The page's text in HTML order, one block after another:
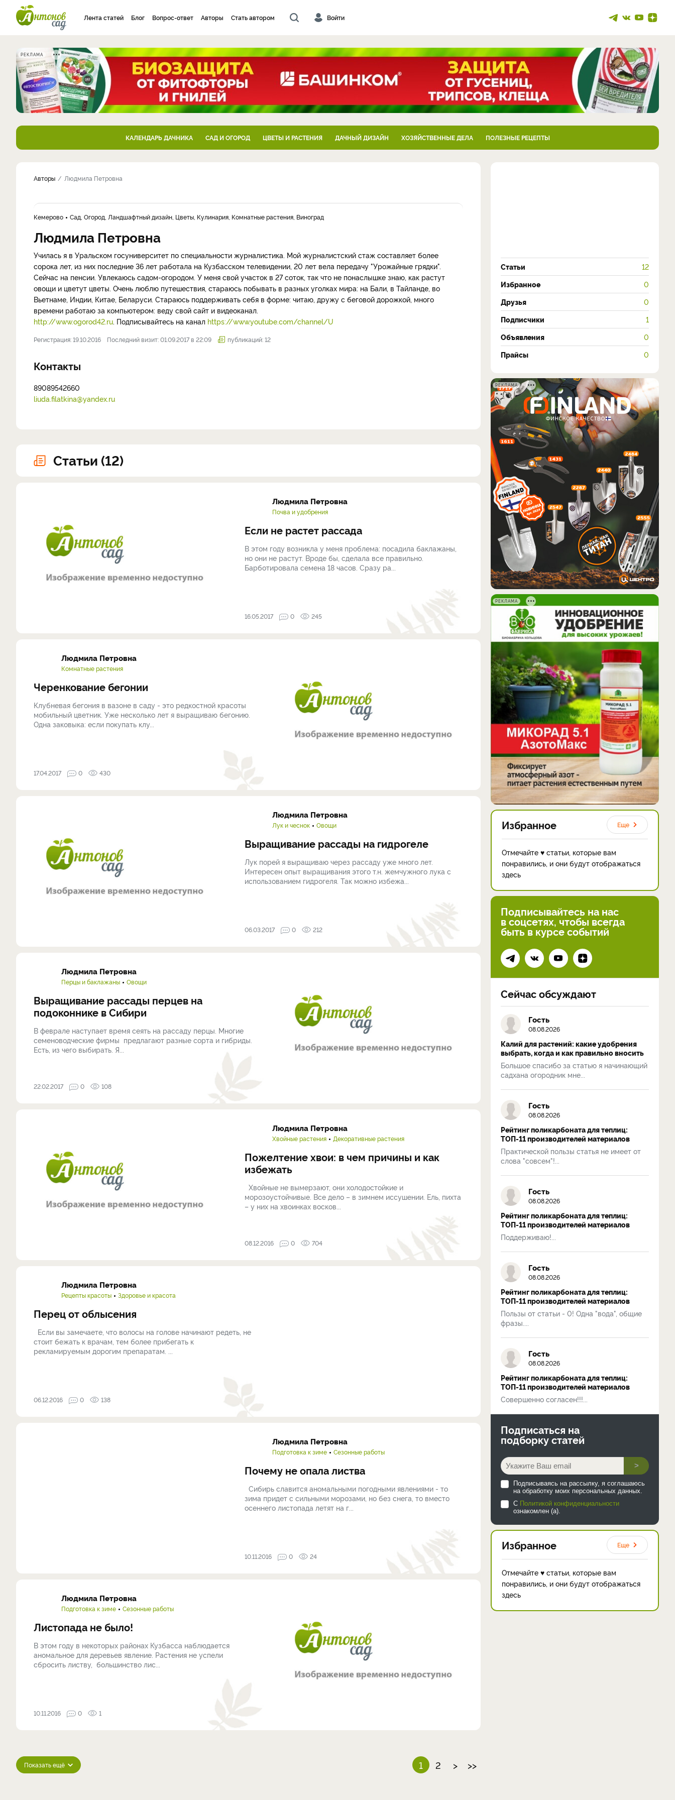
Лента статей Блог Вопрос-ответ Авторы Стать автором Войти
РЕКЛАМА
КАЛЕНДАРЬ ДАЧНИКА САД И ОГОРОД ЦВЕТЫ И РАСТЕНИЯ ДАЧНЫЙ ДИЗАЙН ХОЗЯЙСТВЕННЫЕ ДЕЛА ПОЛЕЗНЫЕ РЕЦЕПТЫ
Авторы Людмила Петровна
Кемерово Сад, Огород, Ландшафтный дизайн, Цветы, Кулинария, Комнатные растения, Виноград
Людмила Петровна
Училась я в Уральском госуниверситет по специальности журналистика. Мой журналистский стаж составляет более
сорока лет, из них последние 36 лет работала на Кузбасском телевидении, 20 лет вела передачу "Урожайные грядки".
Сейчас на пенсии. Увлекаюсь садом-огородом. У меня свой участок в 27 соток, так что не понаслышке знаю, как растут
овощи и цветут цветы. Очень люблю путешествия, стараюсь побывать в разных уголках мира: на Бали, в Тайланде, во
Вьетнаме, Индии, Китае, Беларуси. Стараюсь поддерживать себя в форме: читаю, дружу с беговой дорожкой, много
времени работаю за компьютером: веду свой сайт и видеоканал.
http://www.ogorod42.ru. Подписывайтесь на канал https://www.youtube.com/channel/U
Регистрация: 19.10.2016 Последний визит: 01.09.2017 в 22:09 публикаций: 12
Контакты
89089542660
liuda.filatkina@yandex.ru
Статьи (12)
Людмила Петровна
Почва и удобрения
Если не растет рассада
В этом году возникла у меня проблема: посадила баклажаны,
но они не растут. Вроде бы, сделала все правильно.
Барботировала семена 18 часов. Сразу ра...
16.05.2017 0 245
Людмила Петровна
Комнатные растения
Черенкование бегонии
Клубневая бегония в вазоне в саду - это редкостной красоты
мобильный цветник. Уже несколько лет я выращиваю бегонию.
Одна заковыка: если покупать клу...
17.04.2017 0 430
Людмила Петровна
Лук и чеснок Овощи
Выращивание рассады на гидрогеле
Лук порей я выращиваю через рассаду уже много лет.
Интересен опыт выращивания этого т.н. жемчужного лука с
использованием гидрогеля. Так можно избежа...
06.03.2017 0 212
Людмила Петровна
Перцы и баклажаны Овощи
Выращивание рассады перцев на
подоконнике в Сибири
В феврале наступает время сеять на рассаду перцы. Многие
семеноводческие фирмы предлагают разные сорта и гибриды.
Есть, из чего выбирать. Я...
22.02.2017 0 108
Людмила Петровна
Хвойные растения Декоративные растения
Пожелтение хвои: в чем причины и как
избежать
Хвойные не вымерзают, они холодостойкие и
морозоустойчивые. Все дело – в зимнем иссушении. Ель, пихта
– у них на хвоинках восков...
08.12.2016 0 704
Людмила Петровна
Рецепты красоты Здоровье и красота
Перец от облысения
Если вы замечаете, что волосы на голове начинают редеть, не
стоит бежать к врачам, тем более прибегать к
рекламируемым дорогим препаратам. ...
06.12.2016 0 138
Людмила Петровна
Подготовка к зиме Сезонные работы
Почему не опала листва
Сибирь славится аномальными погодными явлениями - то
зима придет с сильными морозами, но без снега, то вместо
осеннего листопада летят на г...
10.11.2016 0 24
Людмила Петровна
Подготовка к зиме Сезонные работы
Листопада не было!
В этом году в некоторых районах Кузбасса наблюдается
аномальное для деревьев явление. Растения не успели
сбросить листву, большинство лис...
10.11.2016 0 1
Показать ещё 1 2 > >>
Статьи 12
Избранное 0
Друзья 0
Подписчики 1
Объявления 0
Прайсы 0
РЕКЛАМА
РЕКЛАМА
Избранное Еще
Отмечайте ♥ статьи, которые вам
понравились, и они будут отображаться
здесь
Подписывайтесь на нас
в соцсетях, чтобы всегда
быть в курсе событий
Сейчас обсуждают
Гость
08.08.2026
Калий для растений: какие удобрения
выбрать, когда и как правильно вносить
Большое спасибо за статью я начинающий
садхана огородник мне...
Гость
08.08.2026
Рейтинг поликарбоната для теплиц:
ТОП-11 производителей материалов
Практической пользы статья не имеет от
слова "совсем"!...
Гость
08.08.2026
Рейтинг поликарбоната для теплиц:
ТОП-11 производителей материалов
Поддерживаю!...
Гость
08.08.2026
Рейтинг поликарбоната для теплиц:
ТОП-11 производителей материалов
Пользы от статьи - 0! Одна "вода", общие
фразы....
Гость
08.08.2026
Рейтинг поликарбоната для теплиц:
ТОП-11 производителей материалов
Совершенно согласен!!!...
Подписаться на
подборку статей
>
Подписываясь на рассылку, я соглашаюсь
на обработку моих персональных данных.
С Политикой конфиденциальности
ознакомлен (а).
Избранное Еще
Отмечайте ♥ статьи, которые вам
понравились, и они будут отображаться
здесь